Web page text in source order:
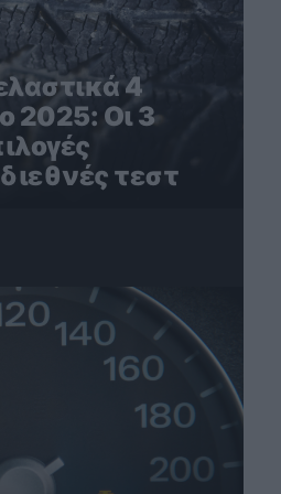
4
2025: Οι 3
τεστ